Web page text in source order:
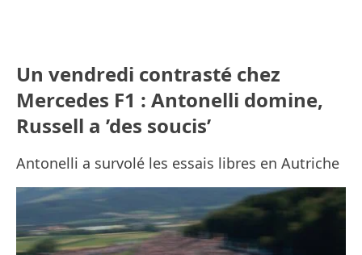
Un vendredi contrasté chez
Mercedes F1 : Antonelli domine,
Russell a ’des soucis’
Antonelli a survolé les essais libres en Autriche